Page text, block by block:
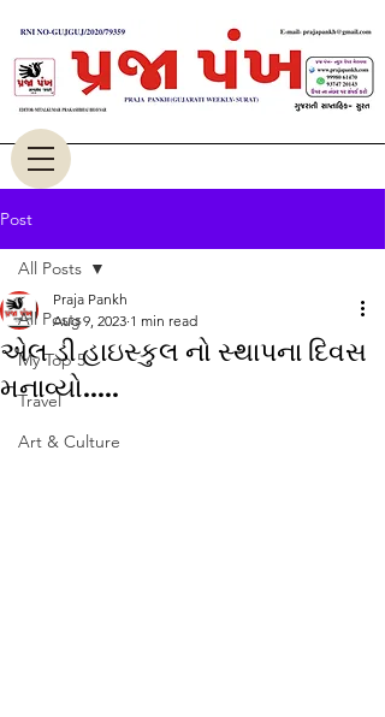
Post
All Posts
My Top 5
Travel
Art & Culture
All Posts
એલ ડી હાઇસ્કુલ નો સ્થાપના દિવસ
મનાવ્યો.....
Praja Pankh
Aug 9, 2023 1 min read